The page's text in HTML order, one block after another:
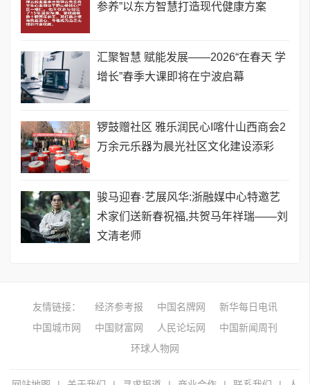
参养”以东方智慧打造现代健康方案
汇聚智慧 赋能发展——2026“在春天 学
增长”春季大课即将在宁波启幕
锣鼓赠社区 雅乐润民心I喀什山西商会2
万余元乐器为晨光社区文化建设添彩
骏马迎春·艺展风华:浙融媒中心特邀艺
术家们送新春祝福,共贺马年祥瑞——刘
文清老师
友情链接： 经济参考报 中国名牌网
新华每日电讯
中国城市网
中国财富网 人民论坛网
中国新闻周刊
环球人物网